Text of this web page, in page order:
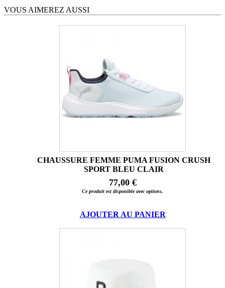
VOUS AIMEREZ AUSSI
CHAUSSURE FEMME PUMA FUSION CRUSH
SPORT BLEU CLAIR
77,00 €
Ce produit est disponible avec options.
AJOUTER AU PANIER